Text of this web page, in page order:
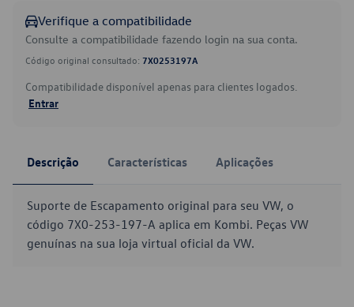
Verifique a compatibilidade
Consulte a compatibilidade fazendo login na sua conta.
Código original consultado: 7X0253197A
Compatibilidade disponível apenas para clientes logados.
Entrar
Descrição Características Aplicações
Suporte de Escapamento original para seu VW, o
código 7X0-253-197-A aplica em Kombi. Peças VW
genuínas na sua loja virtual oficial da VW.